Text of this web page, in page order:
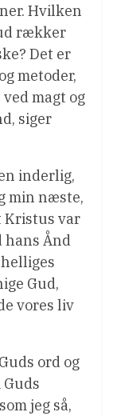
Hvilken
rækker
Det er
metoder,
magt og
siger
inderlig,
min næste,
Kristus var
hans Ånd
Gud,
vores liv
ord og
jeg så,